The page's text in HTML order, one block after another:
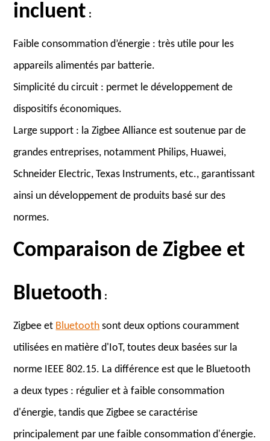
incluent :
Faible consommation d’énergie : très utile pour les
appareils alimentés par batterie.
Simplicité du circuit : permet le développement de
dispositifs économiques.
Large support : la Zigbee Alliance est soutenue par de
grandes entreprises, notamment Philips, Huawei,
Schneider Electric, Texas Instruments, etc., garantissant
ainsi un développement de produits basé sur des
normes.
Comparaison de Zigbee et
Bluetooth :
Zigbee et Bluetooth sont deux options couramment
utilisées en matière d'IoT, toutes deux basées sur la
norme IEEE 802.15. La différence est que le Bluetooth
a deux types : régulier et à faible consommation
d'énergie, tandis que Zigbee se caractérise
principalement par une faible consommation d'énergie.